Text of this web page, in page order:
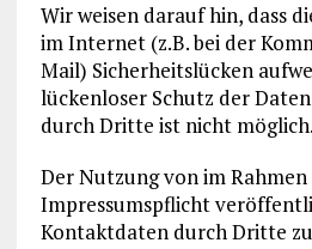
Wir weisen darauf hin, dass
im Internet (z.B. bei der
Mail) Sicherheitslücken
lückenloser Schutz der
durch Dritte ist nicht möglich.
Der Nutzung von im
Impressumspflicht
Kontaktdaten durch Dritte